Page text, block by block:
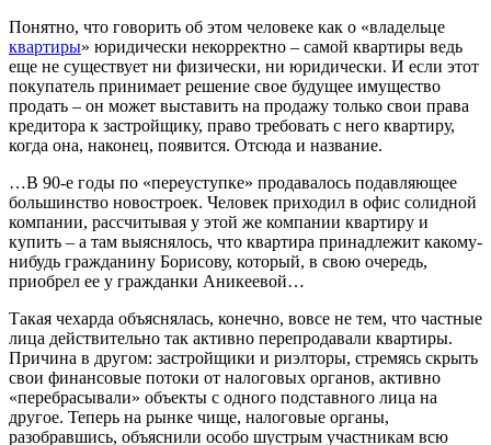
Понятно, что говорить об этом человеке как о «владельце
квартиры» юридически некорректно – самой квартиры ведь
еще не существует ни физически, ни юридически. И если этот
покупатель принимает решение свое будущее имущество
продать – он может выставить на продажу только свои права
кредитора к застройщику, право требовать с него квартиру,
когда она, наконец, появится. Отсюда и название.
…В 90-е годы по «переуступке» продавалось подавляющее
большинство новостроек. Человек приходил в офис солидной
компании, рассчитывая у этой же компании квартиру и
купить – а там выяснялось, что квартира принадлежит какому-
нибудь гражданину Борисову, который, в свою очередь,
приобрел ее у гражданки Аникеевой…
Такая чехарда объяснялась, конечно, вовсе не тем, что частные
лица действительно так активно перепродавали квартиры.
Причина в другом: застройщики и риэлторы, стремясь скрыть
свои финансовые потоки от налоговых органов, активно
«перебрасывали» объекты с одного подставного лица на
другое. Теперь на рынке чище, налоговые органы,
разобравшись, объяснили особо шустрым участникам всю